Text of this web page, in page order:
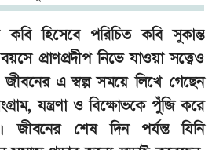
কবি হিসেবে পরিচিত কবি সুকান্ত
প্রাণপ্রদীপ নিভে যাওয়া সত্ত্বেও
এ স্বল্প সময়ে লিখে গেছেন
যন্ত্রণা ও বিক্ষোভকে পুঁজি করে
জীবনের শেষ দিন পর্যন্ত যিনি